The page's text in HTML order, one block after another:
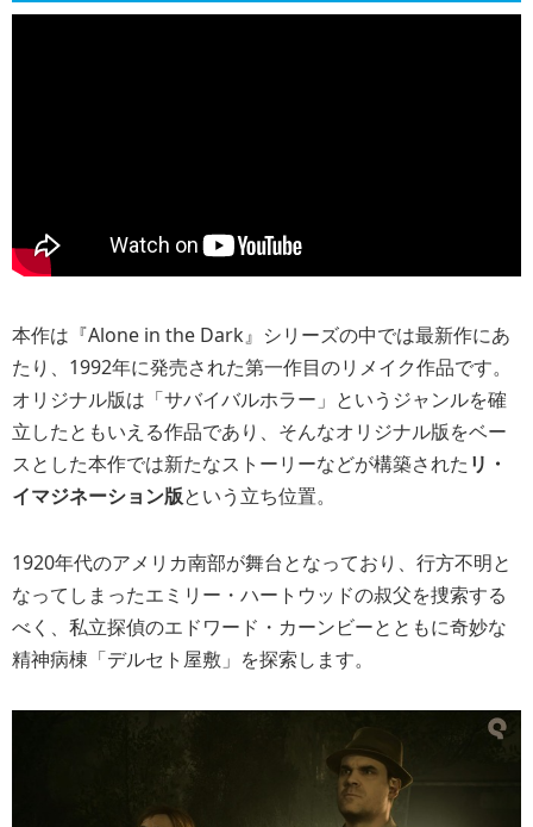
本作は『Alone in the Dark』シリーズの中では最新作にあ
たり、1992年に発売された第一作目のリメイク作品です。
オリジナル版は「サバイバルホラー」というジャンルを確
立したともいえる作品であり、そんなオリジナル版をベー
スとした本作では新たなストーリーなどが構築された リ・
イマジネーション版という立ち位置。
1920年代のアメリカ南部が舞台となっており、行方不明と
なってしまったエミリー・ハートウッドの叔父を捜索する
べく、私立探偵のエドワード・カーンビーとともに奇妙な
精神病棟「デルセト屋敷」を探索します。